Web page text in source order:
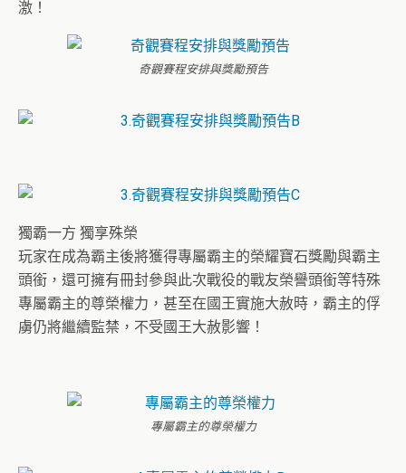
激！
奇觀賽程安排與獎勵預告
獨霸一方 獨享殊榮
玩家在成為霸主後將獲得專屬霸主的榮耀寶石獎勵與霸主
頭銜，還可擁有冊封參與此次戰役的戰友榮譽頭銜等特殊
專屬霸主的尊榮權力，甚至在國王實施大赦時，霸主的俘
虜仍將繼續監禁，不受國王大赦影響！
專屬霸主的尊榮權力